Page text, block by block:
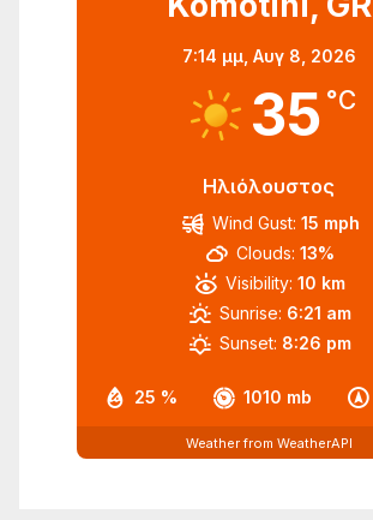
7:14 μμ, Αυγ 8, 2026
35 °C
Ηλιόλουστος
25 % 1010 mb
Wind Gust: 15 mph
Clouds: 13%
Visibility: 10 km
Sunrise: 6:21 am
Sunset: 8:26 pm
Weather from WeatherAPI